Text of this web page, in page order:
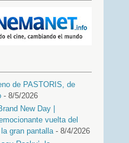
de PASTORIS, de
- 8/5/2026
New Day |
vuelta del
gran pantalla- 8/4/2026